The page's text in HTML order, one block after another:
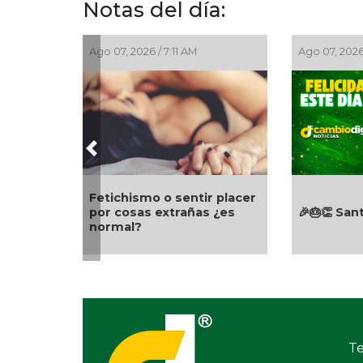
Notas del día:
Ago 07, 2026 / 7:11 AM
Fetichismo o sentir placer
por cosas extrañas ¿es
normal?
Ago 07,
🎉🎂👏
Previous